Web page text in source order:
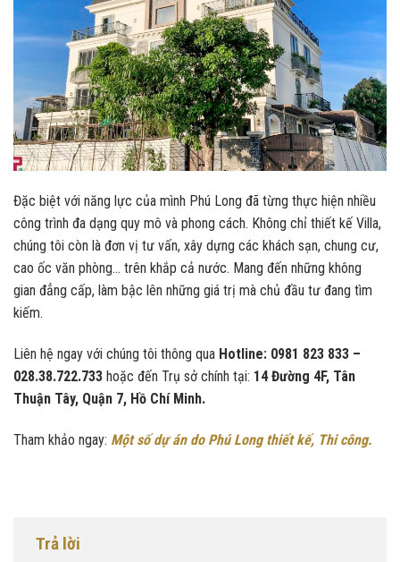
Đặc biệt với năng lực của mình Phú Long đã từng thực hiện nhiều
công trình đa dạng quy mô và phong cách. Không chỉ thiết kế Villa,
chúng tôi còn là đơn vị tư vấn, xây dựng các khách sạn, chung cư,
cao ốc văn phòng… trên khắp cả nước. Mang đến những không
gian đẳng cấp, làm bậc lên những giá trị mà chủ đầu tư đang tìm
kiếm.
Liên hệ ngay với chúng tôi thông qua Hotline: 0981 823 833 –
028.38.722.733 hoặc đến Trụ sở chính tại: 14 Đường 4F, Tân
Thuận Tây, Quận 7, Hồ Chí Minh.
Tham khảo ngay: Một số dự án do Phú Long thiết kế, Thi công.
Trả lời